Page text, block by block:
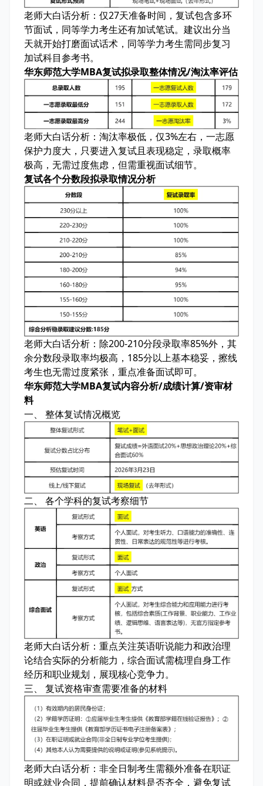
老师大白话分析： 仅27天准备时间，复试包含多环
节面试，同等学力考生还有加试笔试。建议出分当
天就开始打磨面试话术，同等学力考生需同步复习
加试科目参考书。
华东师范大学MBA复试拟录取整体情况/淘汰率评估
老师大白话分析： 淘汰率极低，仅3%左右，一志愿
保护力度大，只要进入复试且表现稳定，录取概率
极高，无需过度焦虑，但需重视面试细节。
复试各个分数段拟录取情况分析
老师大白话分析： 除200-210分段录取率85%外，其
余分数段录取率均极高，185分以上基本稳妥，擦线
考生也无需过度紧张，重点准备面试即可。
华东师范大学MBA复试内容分析/成绩计算/资审材
料
一、 整体复试情况概览
二、 各个学科的复试考察细节
老师大白话分析： 重点关注英语听说能力和政治理
论结合实际的分析能力，综合面试需梳理自身工作
经历和职业规划，展现核心竞争力。
三、 复试资格审查需要准备的材料
老师大白话分析： 非全日制考生需额外准备在职证
明或就业合同，提前确认材料是否齐全，避免复试